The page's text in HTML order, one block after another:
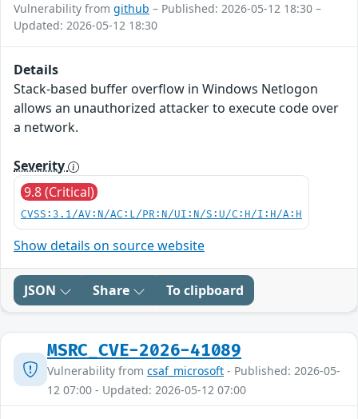
Vulnerability from github – Published: 2026-05-12 18:30 –
Updated: 2026-05-12 18:30
Details
Stack-based buffer overflow in Windows Netlogon
allows an unauthorized attacker to execute code over
a network.
Severity
9.8 (Critical)
CVSS:3.1/AV:N/AC:L/PR:N/UI:N/S:U/C:H/I:H/A:H
Show details on source website
JSON Share To clipboard
MSRC_CVE-2026-41089
Vulnerability from csaf_microsoft - Published: 2026-05-
12 07:00 - Updated: 2026-05-12 07:00